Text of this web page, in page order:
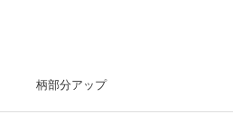
柄部分アップ